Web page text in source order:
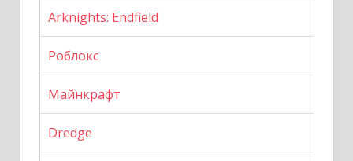
Arknights: Endfield
Роблокс
Майнкрафт
Dredge